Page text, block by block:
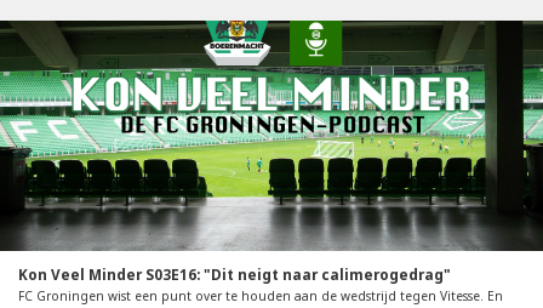
Kon Veel Minder S03E16: "Dit neigt naar calimerogedrag"
FC Groningen wist een punt over te houden aan de wedstrijd tegen Vitesse. En